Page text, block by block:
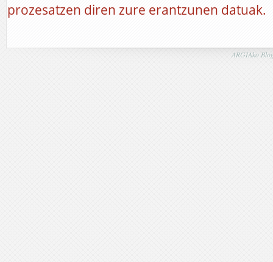
prozesatzen diren zure erantzunen datuak.
ARGIAko